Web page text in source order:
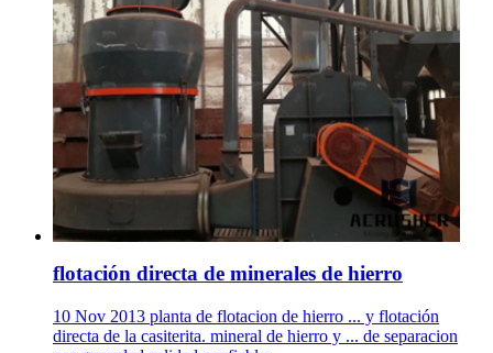
flotación directa de minerales de hierro
10 Nov 2013 planta de flotacion de hierro ... y flotación
directa de la casiterita. mineral de hierro y ... de separacion